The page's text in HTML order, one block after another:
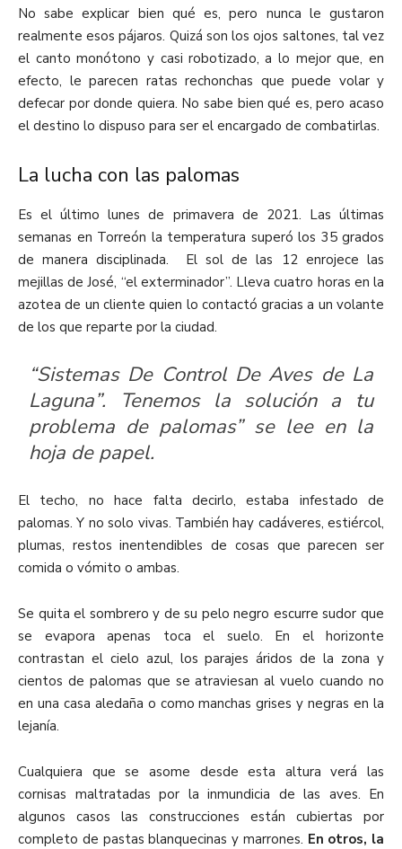
No sabe explicar bien qué es, pero nunca le gustaron
realmente esos pájaros. Quizá son los ojos saltones, tal vez
el canto monótono y casi robotizado, a lo mejor que, en
efecto, le parecen ratas rechonchas que puede volar y
defecar por donde quiera. No sabe bien qué es, pero acaso
el destino lo dispuso para ser el encargado de combatirlas.
La lucha con las palomas
Es el último lunes de primavera de 2021. Las últimas
semanas en Torreón la temperatura superó los 35 grados
de manera disciplinada. El sol de las 12 enrojece las
mejillas de José, “el exterminador”. Lleva cuatro horas en la
azotea de un cliente quien lo contactó gracias a un volante
de los que reparte por la ciudad.
“Sistemas De Control De Aves de La
Laguna”. Tenemos la solución a tu
problema de palomas” se lee en la
hoja de papel.
El techo, no hace falta decirlo, estaba infestado de
palomas. Y no solo vivas. También hay cadáveres, estiércol,
plumas, restos inentendibles de cosas que parecen ser
comida o vómito o ambas.
Se quita el sombrero y de su pelo negro escurre sudor que
se evapora apenas toca el suelo. En el horizonte
contrastan el cielo azul, los parajes áridos de la zona y
cientos de palomas que se atraviesan al vuelo cuando no
en una casa aledaña o como manchas grises y negras en la
lejanía.
Cualquiera que se asome desde esta altura verá las
cornisas maltratadas por la inmundicia de las aves. En
algunos casos las construcciones están cubiertas por
completo de pastas blanquecinas y marrones. En otros, la